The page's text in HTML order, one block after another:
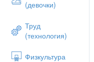
(девочки)
Труд
(технология)
Физкультура